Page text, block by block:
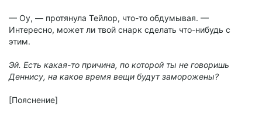
— Оу, — протянула Тейлор, что-то обдумывая. —
Интересно, может ли твой снарк сделать что-нибудь с
этим.
Эй. Есть какая-то причина, по которой ты не говоришь
Деннису, на какое время вещи будут заморожены?
[Пояснение]